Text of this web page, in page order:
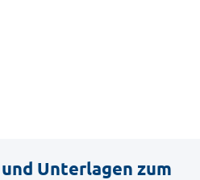
Unterlagen zum